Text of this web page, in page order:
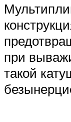
при
такой